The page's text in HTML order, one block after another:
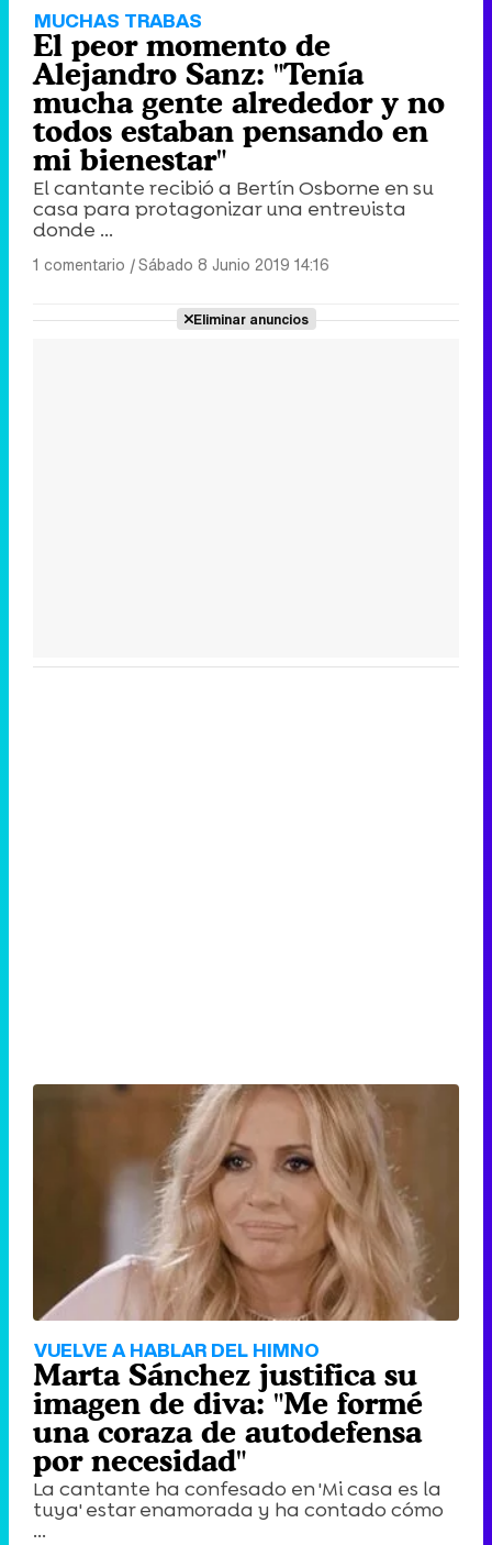
MUCHAS TRABAS
El peor momento de
Alejandro Sanz: "Tenía
mucha gente alrededor y no
todos estaban pensando en
mi bienestar"
El cantante recibió a Bertín Osborne en su
casa para protagonizar una entrevista
donde ...
1 comentario |Sábado 8 Junio 2019 14:16
Eliminar anuncios
VUELVE A HABLAR DEL HIMNO
Marta Sánchez justifica su
imagen de diva: "Me formé
una coraza de autodefensa
por necesidad"
La cantante ha confesado en 'Mi casa es la
tuya' estar enamorada y ha contado cómo
...